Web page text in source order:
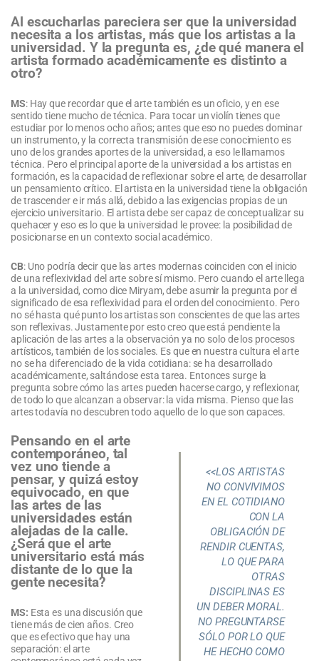
Al escucharlas pareciera ser que la universidad
necesita a los artistas, más que los artistas a la
universidad. Y la pregunta es, ¿de qué manera el
artista formado académicamente es distinto a
otro?
MS: Hay que recordar que el arte también es un oficio, y en ese
sentido tiene mucho de técnica. Para tocar un violín tienes que
estudiar por lo menos ocho años; antes que eso no puedes dominar
un instrumento, y la correcta transmisión de ese conocimiento es
uno de los grandes aportes de la universidad, a eso le llamamos
técnica. Pero el principal aporte de la universidad a los artistas en
formación, es la capacidad de reflexionar sobre el arte, de desarrollar
un pensamiento crítico. El artista en la universidad tiene la obligación
de trascender e ir más allá, debido a las exigencias propias de un
ejercicio universitario. El artista debe ser capaz de conceptualizar su
quehacer y eso es lo que la universidad le provee: la posibilidad de
posicionarse en un contexto social académico.
CB: Uno podría decir que las artes modernas coinciden con el inicio
de una reflexividad del arte sobre sí mismo. Pero cuando el arte llega
a la universidad, como dice Miryam, debe asumir la pregunta por el
significado de esa reflexividad para el orden del conocimiento. Pero
no sé hasta qué punto los artistas son conscientes de que las artes
son reflexivas. Justamente por esto creo que está pendiente la
aplicación de las artes a la observación ya no solo de los procesos
artísticos, también de los sociales. Es que en nuestra cultura el arte
no se ha diferenciado de la vida cotidiana: se ha desarrollado
académicamente, saltándose esta tarea. Entonces surge la
pregunta sobre cómo las artes pueden hacerse cargo, y reflexionar,
de todo lo que alcanzan a observar: la vida misma. Pienso que las
artes todavía no descubren todo aquello de lo que son capaces.
<<LOS ARTISTAS
NO CONVIVIMOS
EN EL COTIDIANO
CON LA
OBLIGACIÓN DE
RENDIR CUENTAS,
LO QUE PARA
OTRAS
DISCIPLINAS ES
UN DEBER MORAL.
NO PREGUNTARSE
SÓLO POR LO QUE
HE HECHO COMO
Pensando en el arte
contemporáneo, tal
vez uno tiende a
pensar, y quizá estoy
equivocado, en que
las artes de las
universidades están
alejadas de la calle.
¿Será que el arte
universitario está más
distante de lo que la
gente necesita?
MS: Esta es una discusión que
tiene más de cien años. Creo
que es efectivo que hay una
separación: el arte